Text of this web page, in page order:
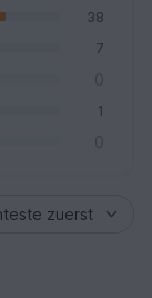
38
7
0
1
0